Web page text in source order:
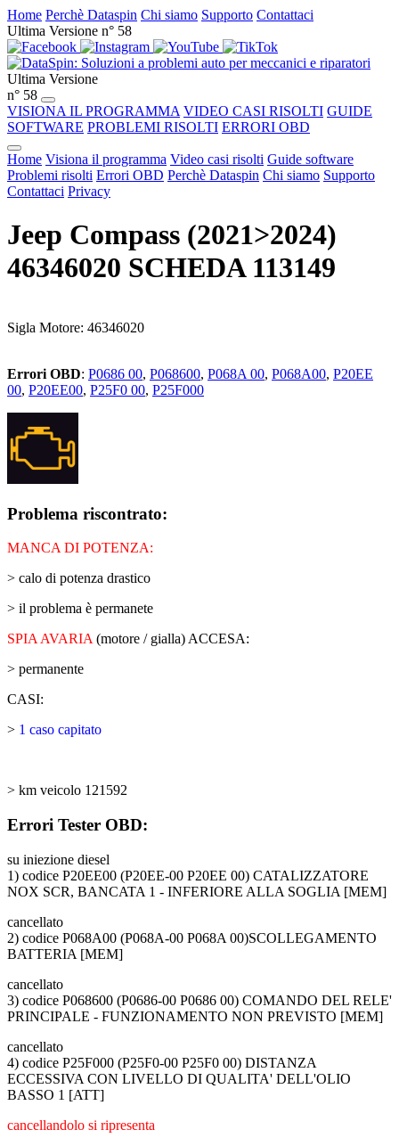
Home Perchè Dataspin Chi siamo Supporto Contattaci
Ultima Versione n° 58
Ultima Versione
n° 58
VISIONA IL PROGRAMMA VIDEO CASI RISOLTI GUIDE
SOFTWARE PROBLEMI RISOLTI ERRORI OBD
Home Visiona il programma Video casi risolti Guide software
Problemi risolti Errori OBD Perchè Dataspin Chi siamo Supporto
Contattaci Privacy
Jeep Compass (2021>2024)
46346020 SCHEDA 113149
Sigla Motore: 46346020
Errori OBD: P0686 00, P068600, P068A 00, P068A00, P20EE
00, P20EE00, P25F0 00, P25F000
Problema riscontrato:
MANCA DI POTENZA:
> calo di potenza drastico
> il problema è permanete
SPIA AVARIA (motore / gialla) ACCESA:
> permanente
CASI:
> 1 caso capitato
> km veicolo 121592
Errori Tester OBD:
su iniezione diesel
1) codice P20EE00 (P20EE-00 P20EE 00) CATALIZZATORE
NOX SCR, BANCATA 1 - INFERIORE ALLA SOGLIA [MEM]
cancellato
2) codice P068A00 (P068A-00 P068A 00)SCOLLEGAMENTO
BATTERIA [MEM]
cancellato
3) codice P068600 (P0686-00 P0686 00) COMANDO DEL RELE'
PRINCIPALE - FUNZIONAMENTO NON PREVISTO [MEM]
cancellato
4) codice P25F000 (P25F0-00 P25F0 00) DISTANZA
ECCESSIVA CON LIVELLO DI QUALITA' DELL'OLIO
BASSO 1 [ATT]
cancellandolo si ripresenta